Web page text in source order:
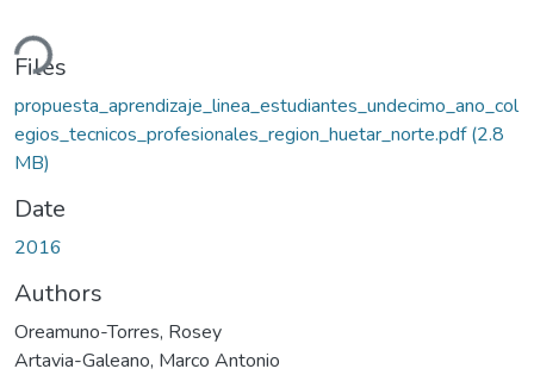
Files
propuesta_aprendizaje_linea_estudiantes_undecimo_ano_col
egios_tecnicos_profesionales_region_huetar_norte.pdf(2.8
MB)
Date
2016
Authors
Oreamuno-Torres, Rosey
Artavia-Galeano, Marco Antonio